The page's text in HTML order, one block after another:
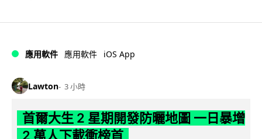
應用軟件 應用軟件 iOS App
Lawton 3 小時
首爾大生 2 星期開發防曬地圖 一日暴增
2 萬人下載衝榜首